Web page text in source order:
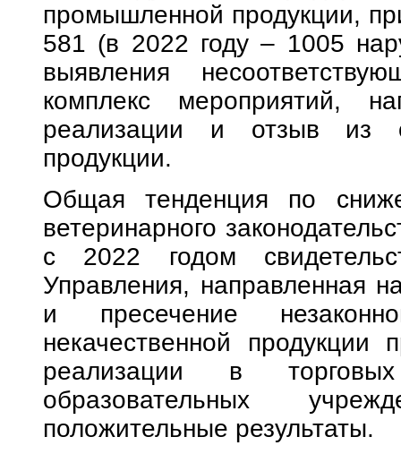
промышленной продукции,
581 (в 2022 году – 1005
выявления
комплекс мероприятий,
реализации и отзыв из
продукции.
Общая тенденция по
ветеринарного
с 2022 годом
Управления, направленная
и пресечение
некачественной продукции
реализации в
образовательных
положительные результаты.